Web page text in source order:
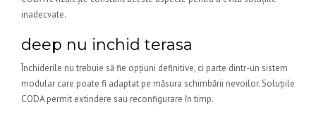
inadecvate.
deep nu inchid terasa
Închiderile nu trebuie să fie opțiuni definitive, ci parte dintr-un sistem
modular care poate fi adaptat pe măsura schimbării nevoilor. Soluțiile
CODA permit extindere sau reconfigurare în timp.